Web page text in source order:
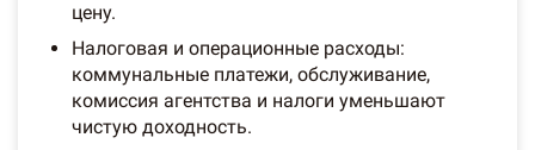
цену.
Налоговая и операционные расходы:
коммунальные платежи, обслуживание,
комиссия агентства и налоги уменьшают
чистую доходность.